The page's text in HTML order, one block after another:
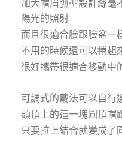
加大帽眉弧型設計絲毫
陽光的照射
而且很適合臉跟臉盆一
不用的時候還可以捲起
很好攜帶很適合移動中
可調式的戴法可以自行
頭頂上的這一塊圓頂帽
只要拉上結合就變成了